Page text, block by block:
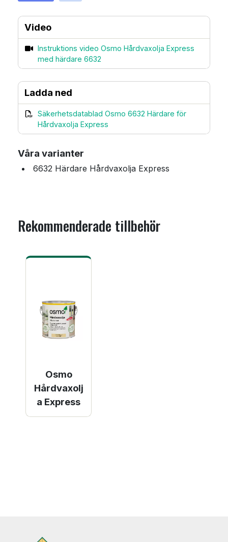
Video
Instruktions video Osmo Hårdvaxolja Express
med härdare 6632
Ladda ned
Säkerhetsdatablad Osmo 6632 Härdare för
Hårdvaxolja Express
Våra varianter
6632 Härdare Hårdvaxolja Express
Rekommenderade tillbehör
Osmo
Hårdvaxolj
a Express